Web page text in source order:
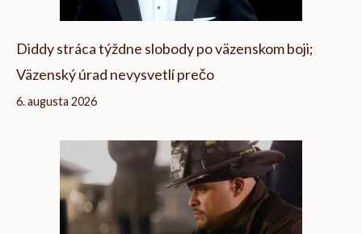
Diddy stráca týždne slobody po väzenskom boji;
Väzenský úrad nevysvetlí prečo
6. augusta 2026